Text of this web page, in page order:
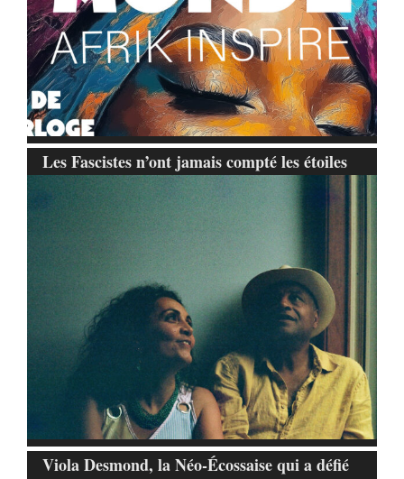
Les Fascistes n’ont jamais compté les étoiles
Viola Desmond, la Néo-Écossaise qui a défié